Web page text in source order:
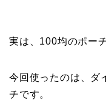
実は、100均のポー
今回使ったのは、ダ
チです。